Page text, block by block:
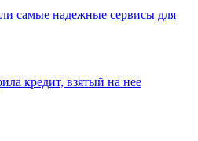
самые надежные сервисы для
кредит, взятый на нее